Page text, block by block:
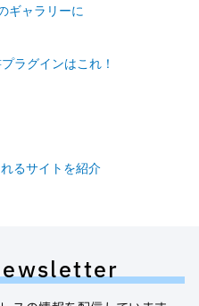
ギャラリーに
ラグインはこれ！
るサイトを紹介